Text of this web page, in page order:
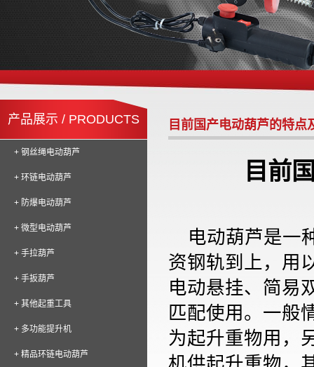
产品展示 / PRODUCTS
+ 钢丝绳电动葫芦
+ 环链电动葫芦
+ 防爆电动葫芦
+ 微型电动葫芦
+ 手拉葫芦
+ 手扳葫芦
+ 其他起重工具
+ 多功能提升机
+ 精品环链电动葫芦
目前国产电动葫芦的特点
目前
电动葫芦是一
资钢轨到上，用
电动悬挂、简易
匹配使用。一般
为起升重物用，